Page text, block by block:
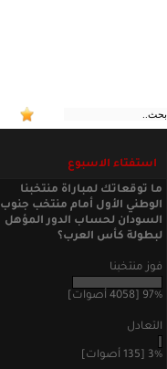
استفتاء الاسبوع
ما توقعاتك لمباراة منتخبنا
الوطني الأول أمام منتخب جنوب
السودان لحساب الدور المؤهل
لبطولة كأس العرب؟
فوز منتخبنا
97% [4058 أصوات]
التعادل
3% [135 أصوات]